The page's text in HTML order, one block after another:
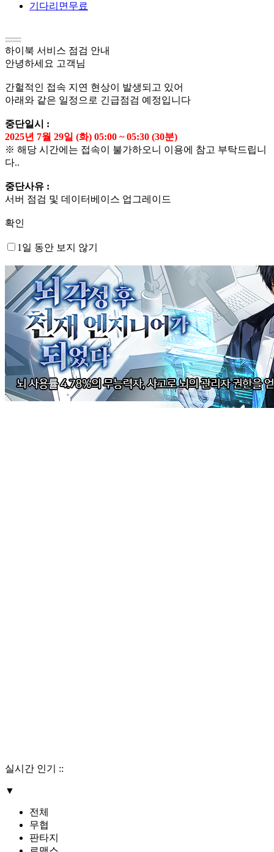
기다리면무료
하이북 서비스 점검 안내
안녕하세요 고객님
간헐적인 접속 지연 현상이 발생되고 있어
아래와 같은 일정으로 긴급점검 예정입니다
중단일시 :
2025년 7월 29일 (화) 05:00 ~ 05:30 (30분)
※ 해당 시간에는 접속이 불가하오니 이용에 참고 부탁드립니
다..
중단사유 :
서버 점검 및 데이터베이스 업그레이드
확인
1일 동안 보지 않기
실시간 인기 ::
▼
전체
무협
판타지